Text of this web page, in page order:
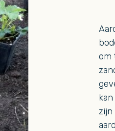
om
zijn